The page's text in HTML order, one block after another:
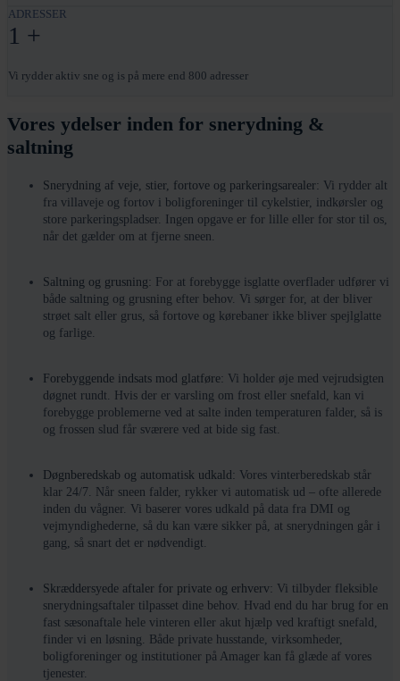
ADRESSER
1 +
Vi rydder aktiv sne og is på mere end 800 adresser
Vores ydelser inden for snerydning &
saltning
Snerydning af veje, stier, fortove og parkeringsarealer: Vi rydder alt
fra villaveje og fortov i boligforeninger til cykelstier, indkørsler og
store parkeringspladser. Ingen opgave er for lille eller for stor til os,
når det gælder om at fjerne sneen.
Saltning og grusning: For at forebygge isglatte overflader udfører vi
både saltning og grusning efter behov. Vi sørger for, at der bliver
strøet salt eller grus, så fortove og kørebaner ikke bliver spejlglatte
og farlige.
Forebyggende indsats mod glatføre: Vi holder øje med vejrudsigten
døgnet rundt. Hvis der er varsling om frost eller snefald, kan vi
forebygge problemerne ved at salte inden temperaturen falder, så is
og frossen slud får sværere ved at bide sig fast.
Døgnberedskab og automatisk udkald: Vores vinterberedskab står
klar 24/7. Når sneen falder, rykker vi automatisk ud – ofte allerede
inden du vågner. Vi baserer vores udkald på data fra DMI og
vejmyndighederne, så du kan være sikker på, at snerydningen går i
gang, så snart det er nødvendigt.
Skræddersyede aftaler for private og erhverv: Vi tilbyder fleksible
snerydningsaftaler tilpasset dine behov. Hvad end du har brug for en
fast sæsonaftale hele vinteren eller akut hjælp ved kraftigt snefald,
finder vi en løsning. Både private husstande, virksomheder,
boligforeninger og institutioner på Amager kan få glæde af vores
tjenester.